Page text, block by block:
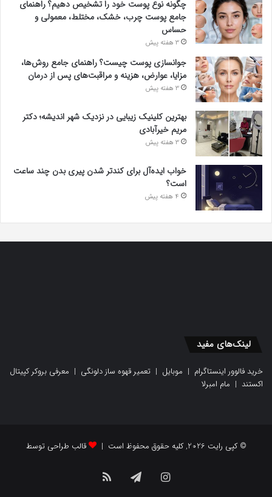
چگونه نوع پوست خود را تشخیص دهیم؟ راهنمای
جامع پوست چرب، خشک، مختلط، معمولی و
حساس
3 هفته پیش
جوانسازی پوست چیست؟ راهنمای جامع روش‌ها،
مزایا، عوارض، هزینه و مراقبت‌های پس از درمان
3 هفته پیش
بهترین کلینیک زیبایی در نزدیک شهر اندیشه؛ دکتر
مریم خیرآبادی
3 هفته پیش
خواب ایده‌آل برای کندتر شدن پیری بدن چند ساعت
است؟
4 هفته پیش
لینک‌های مفید
خرید فالوور اینستاگرام | موبایل | تعمیر قهوه ساز دلونگی | معرفی بروکر کپیتال
اکستند | مام امبرلا
© کپی رایت 2026, کلیه حقوق محفوظ است | قالب طراحی توسط
اینستاگرامتلگرامخوراک